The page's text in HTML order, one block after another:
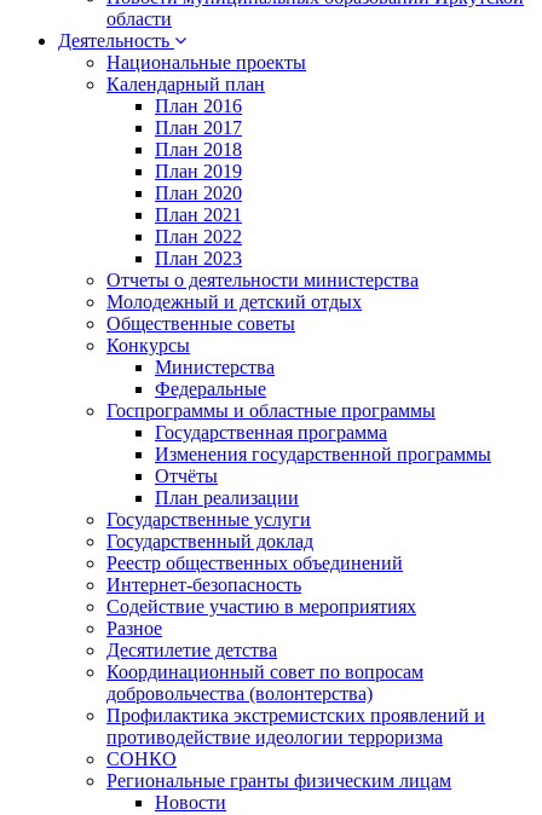
области
Деятельность
Национальные проекты
Календарный план
План 2016
План 2017
План 2018
План 2019
План 2020
План 2021
План 2022
План 2023
Отчеты о деятельности министерства
Молодежный и детский отдых
Общественные советы
Конкурсы
Министерства
Федеральные
Госпрограммы и областные программы
Государственная программа
Изменения государственной программы
Отчёты
План реализации
Государственные услуги
Государственный доклад
Реестр общественных объединений
Интернет-безопасность
Содействие участию в мероприятиях
Разное
Десятилетие детства
Координационный совет по вопросам
добровольчества (волонтерства)
Профилактика экстремистских проявлений и
противодействие идеологии терроризма
СОНКО
Региональные гранты физическим лицам
Новости